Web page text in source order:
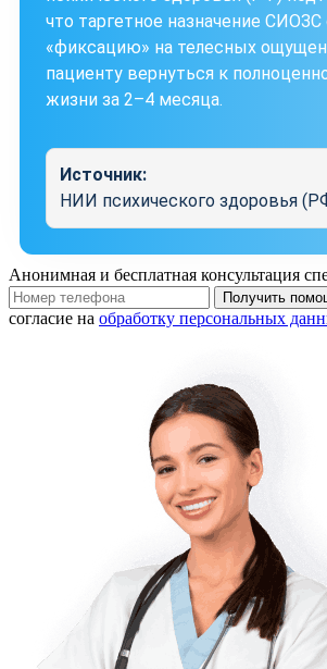
что таргетное назначение
«фиксацию» на телесных
пациенту вернуться к
жизни за 2–4 месяца.
Источник:
НИИ психического здоровья
Анонимная и бесплатная консультация
Получить
согласие на обработку персональных